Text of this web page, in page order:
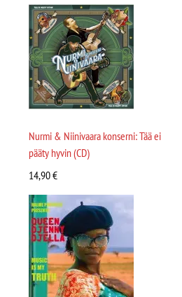
Nurmi & Niinivaara konserni: Tää ei
pääty hyvin (CD)
14,90€